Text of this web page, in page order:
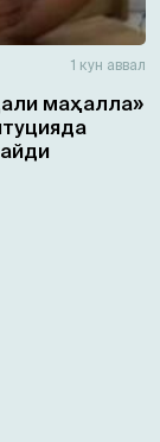
1 кун аввал
маҳалла»